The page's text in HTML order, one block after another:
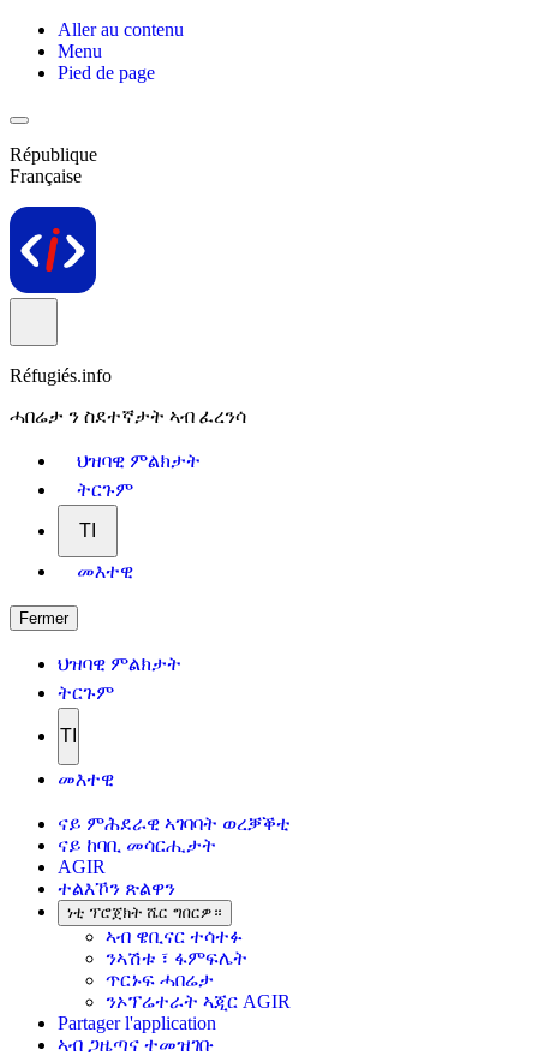
Aller au contenu
Menu
Pied de page
République
Française
Réfugiés.info
ሓበሬታ ን ስደተኛታት ኣብ ፈረንሳ
ህዝባዊ ምልክታት
ትርጉም
TI
መእተዊ
Fermer
ህዝባዊ ምልክታት
ትርጉም
TI
መእተዊ
ናይ ምሕደራዊ ኣገባባት ወረቓቕቲ
ናይ ከባቢ መሳርሒታት
AGIR
ተልእኾን ጽልዋን
ነቲ ፕሮጀክት ሼር ግበርዎ።
ኣብ ዌቢናር ተሳተፉ
ንኣሽቱ ፣ ፋምፍሌት
ጥርኑፍ ሓበሬታ
ንኦፕሬተራት ኣጂር AGIR
Partager l'application
ኣብ ጋዜጣና ተመዝገቡ